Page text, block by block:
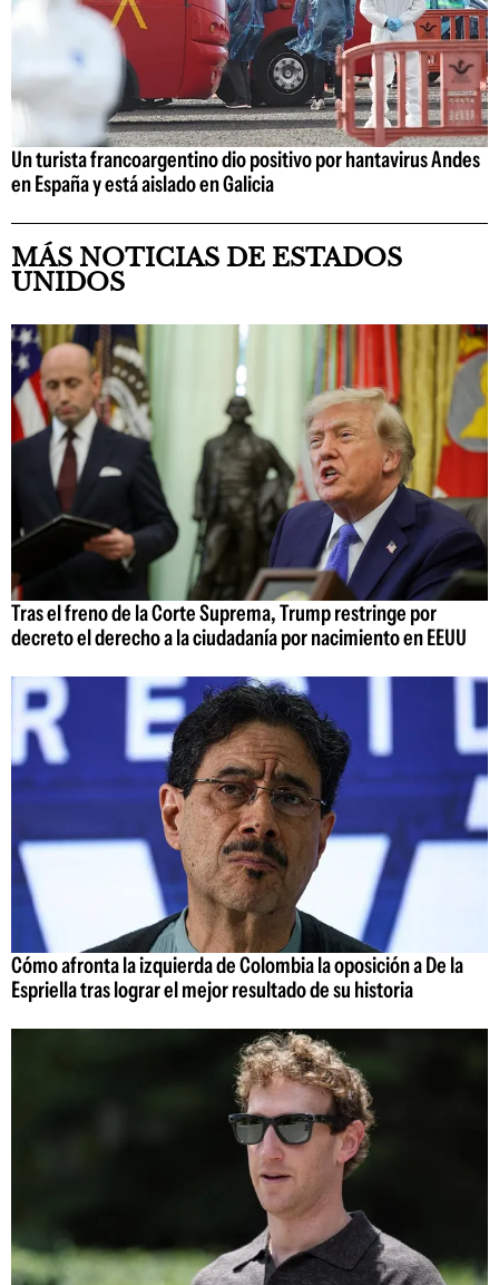
Un turista francoargentino dio positivo por hantavirus Andes
en España y está aislado en Galicia
MÁS NOTICIAS DE ESTADOS
UNIDOS
Tras el freno de la Corte Suprema, Trump restringe por
decreto el derecho a la ciudadanía por nacimiento en EEUU
Cómo afronta la izquierda de Colombia la oposición a De la
Espriella tras lograr el mejor resultado de su historia